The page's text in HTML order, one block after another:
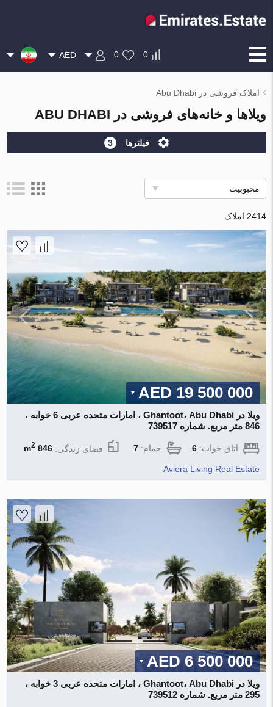
0
0
AED
املاک فروشی در Abu Dhabi
ویلاها و خانه‌های فروشی در ABU DHABI
فیلترها 3
محبوبیت
2414 املاک
19 500 000 AED
ویلا در Ghantoot، Abu Dhabi ، امارات متحده عربی 6 خوابه ،
846 متر مربع. شماره 739517
اتاق خواب:6 حمام:7 فضای زندگی:846 m
2
Aviera Living Real Estate
6 500 000 AED
ویلا در Ghantoot، Abu Dhabi ، امارات متحده عربی 3 خوابه ،
295 متر مربع. شماره 739512